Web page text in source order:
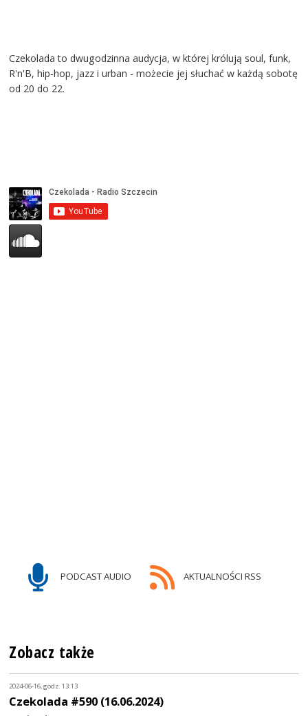
Czekolada to dwugodzinna audycja, w której królują soul, funk,
R'n'B, hip-hop, jazz i urban - możecie jej słuchać w każdą sobotę
od 20 do 22.
PODCAST AUDIO AKTUALNOŚCI RSS
Zobacz także
2024-06-16, godz. 13:13
Czekolada #590 (16.06.2024)